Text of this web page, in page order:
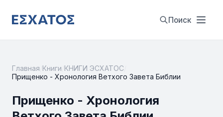
Поиск
Главная Книги КНИГИ ЭСХАТОС
Прищенко - Хронология Ветхого Завета Библии
Прищенко - Хронология